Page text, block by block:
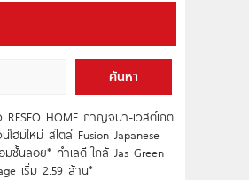
ค้นหา
RESEO HOME กาญจนา-เวสต์เกต
โฮมใหม่ สไตล์ Fusion Japanese
ชั้นลอย* ทำเลดี ใกล้ Jas Green
เริ่ม 2.59 ล้าน*